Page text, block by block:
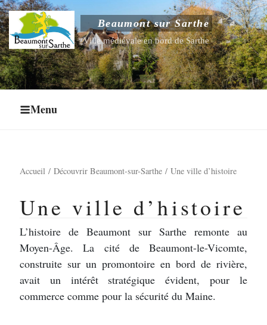
Aller
au
contenu
principal
Beaumont sur Sarthe
Ville médiévale en bord de Sarthe
Menu
Fermer le sous-menu
Ouvrir le sous-menu
Ouvrir le sous-menu
Accueil Découvrir Beaumont-sur-Sarthe Une ville d’histoire
Une ville d’histoire
L’histoire de Beaumont sur Sarthe remonte au
Moyen-Âge. La cité de Beaumont-le-Vicomte,
construite sur un promontoire en bord de rivière,
avait un intérêt stratégique évident, pour le
commerce comme pour la sécurité du Maine.